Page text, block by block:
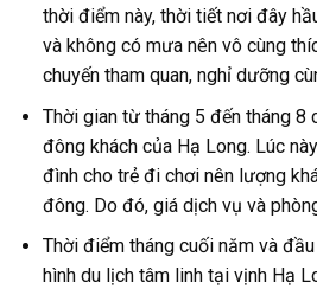
thời điểm này, thời tiết nơi đây
và không có mưa nên vô cùng
chuyến tham quan, nghỉ dưỡng
Thời gian từ tháng 5 đến tháng 8
đông khách của Hạ Long. Lúc
đình cho trẻ đi chơi nên lượng
đông. Do đó, giá dịch vụ và
Thời điểm tháng cuối năm và
hình du lịch tâm linh tại vịnh Hạ